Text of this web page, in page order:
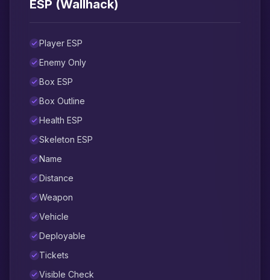
ESP (Wallhack)
Player ESP
Enemy Only
Box ESP
Box Outline
Health ESP
Skeleton ESP
Name
Distance
Weapon
Vehicle
Deployable
Tickets
Visible Check